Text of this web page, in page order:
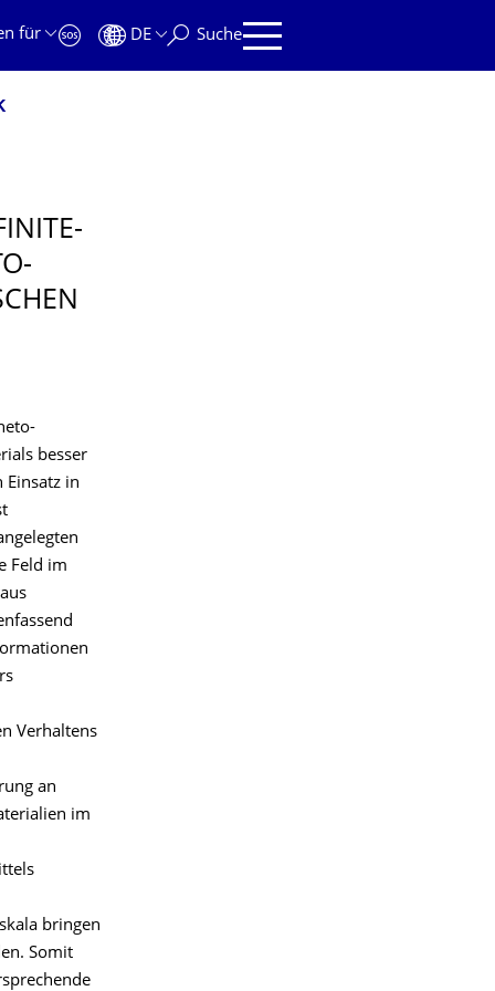
für
DE Suche
besser
Einsatz in
Feld im
Verhaltens
an
im
bringen
Somit